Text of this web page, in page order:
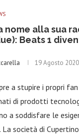
nome alla sua
Beats 1
19 Agosto 2020
a stupire i propri
di prodotti
a soddisfare le
La società di